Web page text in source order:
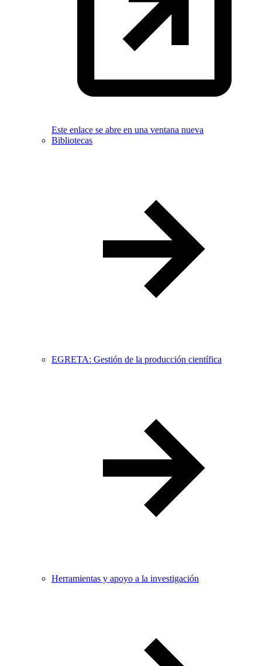
Este enlace se abre en una ventana nueva
Bibliotecas
EGRETA: Gestión de la producción científica
Herramientas y apoyo a la investigación